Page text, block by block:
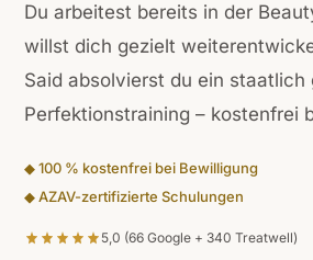
Du arbeitest bereits in der
willst dich gezielt
Said absolvierst du ein staatlich
Perfektionstraining – kostenfrei
◆ 100 % kostenfrei bei Bewilligung
◆ AZAV-zertifizierte Schulungen
5,0 (66 Google + 340 Treatwell)